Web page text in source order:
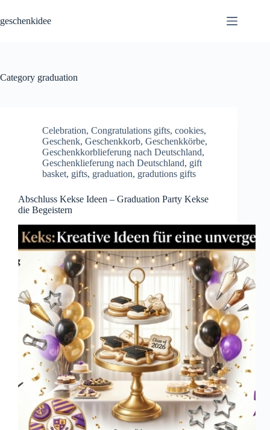
content
geschenkidee
Category graduation
Celebration, Congratulations gifts, cookies,
Geschenk, Geschenkkorb, Geschenkkörbe,
Geschenkkorblieferung nach Deutschland,
Geschenklieferung nach Deutschland, gift
basket, gifts, graduation, gradutions gifts
Abschluss Kekse Ideen – Graduation Party Kekse
die Begeistern